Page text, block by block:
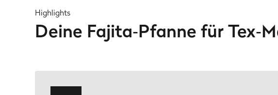
Highlights
Deine Fajita‑Pfanne für